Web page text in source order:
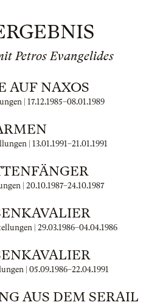
Petros Evangelides
AUF NAXOS
| 17.12.1985–08.01.1989
| 13.01.1991–21.01.1991
| 20.10.1987–24.10.1987
| 29.03.1986–04.04.1986
| 05.09.1986–22.04.1991
AUS DEM SERAIL